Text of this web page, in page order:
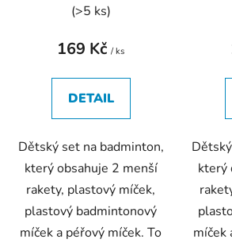
(>5 ks)
169 Kč / ks
DETAIL
Dětský set na badminton,
který obsahuje 2 menší
rakety, plastový míček,
plastový badmintonový
míček a péřový míček. To
který
míček